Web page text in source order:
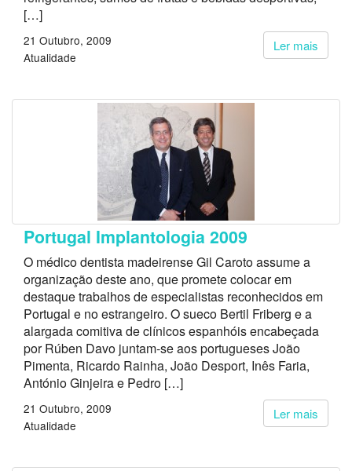
[…]
Ler mais
21 Outubro, 2009
Atualidade
Portugal Implantologia 2009
O médico dentista madeirense Gil Caroto assume a
organização deste ano, que promete colocar em
destaque trabalhos de especialistas reconhecidos em
Portugal e no estrangeiro. O sueco Bertil Friberg e a
alargada comitiva de clínicos espanhóis encabeçada
por Rúben Davo juntam-se aos portugueses João
Pimenta, Ricardo Rainha, João Desport, Inês Faria,
António Ginjeira e Pedro […]
Ler mais
21 Outubro, 2009
Atualidade